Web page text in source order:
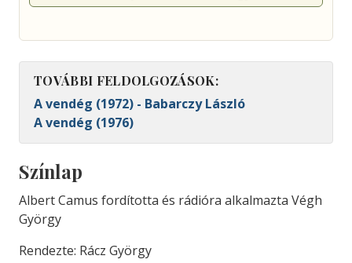
TOVÁBBI FELDOLGOZÁSOK:
A vendég (1972) - Babarczy László
A vendég (1976)
Színlap
Albert Camus fordította és rádióra alkalmazta Végh
György
Rendezte: Rácz György